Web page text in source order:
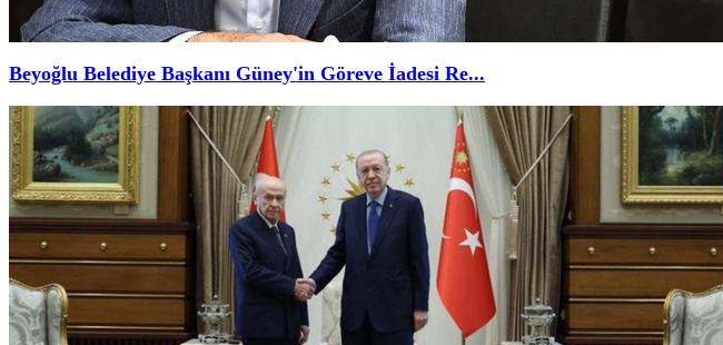
Beyoğlu Belediye Başkanı Güney'in Göreve İadesi Re...